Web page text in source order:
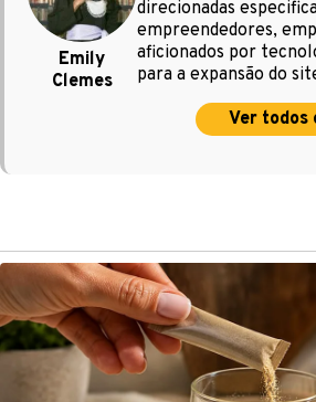
Emily
Clemes
direcionadas
empreendedores,
aficionados por
para a expansão do
Ver todos